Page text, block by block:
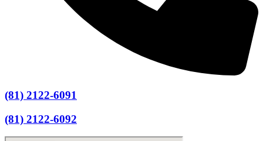
(81) 2122-6091
(81) 2122-6092